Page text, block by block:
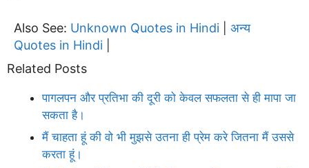
Also See: Unknown Quotes in Hindi
अन्य
Quotes in Hindi
Related Posts
पागलपन और प्रतिभा की दूरी को केवल सफलता से ही मापा जा
सकता है।
मैं चाहता हूं की वो भी मुझसे उतना ही प्रेम करे जितना मैं उससे
करता हूं।